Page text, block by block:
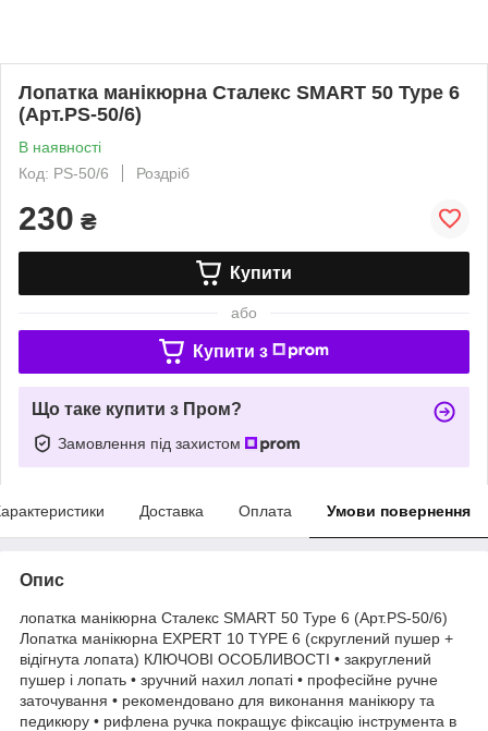
Лопатка манікюрна Сталекс SMART 50 Type 6
(Арт.PS-50/6)
В наявності
Код: PS-50/6
Роздріб
230 ₴
Купити
або
Купити з
Що таке купити з Пром?
Замовлення під захистом
Доставка Оплата Умови повернення
Опис
лопатка манікюрна Сталекс SMART 50 Type 6 (Арт.PS-50/6)
Лопатка манікюрна EXPERT 10 TYPE 6 (скруглений пушер +
відігнута лопата) КЛЮЧОВІ ОСОБЛИВОСТІ • закруглений
пушер і лопать • зручний нахил лопаті • професійне ручне
заточування • рекомендовано для виконання манікюру та
педикюру • рифлена ручка покращує фіксацію інструмента в